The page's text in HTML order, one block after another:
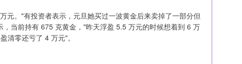
元。"有投资者表示，元旦她买过一波黄金后来卖掉了一部分但
当前持有 675 克黄金，"昨天浮盈 5.5 万元的时候想着到 6 万
清零还亏了 4 万元"。